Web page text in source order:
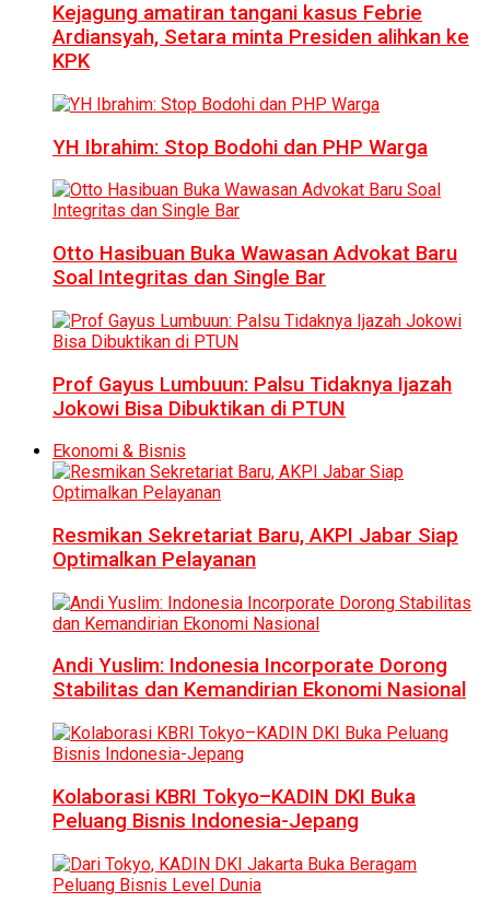
Kejagung amatiran tangani kasus Febrie
Ardiansyah, Setara minta Presiden alihkan ke
KPK
YH Ibrahim: Stop Bodohi dan PHP Warga
Otto Hasibuan Buka Wawasan Advokat Baru
Soal Integritas dan Single Bar
Prof Gayus Lumbuun: Palsu Tidaknya Ijazah
Jokowi Bisa Dibuktikan di PTUN
Ekonomi & Bisnis
Resmikan Sekretariat Baru, AKPI Jabar Siap
Optimalkan Pelayanan
Andi Yuslim: Indonesia Incorporate Dorong
Stabilitas dan Kemandirian Ekonomi Nasional
Kolaborasi KBRI Tokyo–KADIN DKI Buka
Peluang Bisnis Indonesia-Jepang